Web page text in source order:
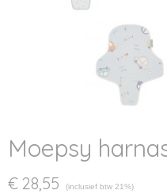
Moepsy
€ 28,55 (inclusief btw 21%)